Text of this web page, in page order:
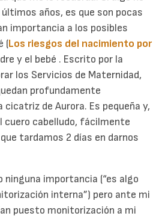
años, es que son pocas
importancia a los posibles
(Los riesgos del nacimiento por
y el bebé . Escrito por la
los Servicios de Maternidad,
profundamente
de Aurora. Es pequeña y,
cuero cabelludo, fácilmente
tardamos 2 días en darnos
ninguna importancia (“es algo
interna”) pero ante mi
puesto monitorización a mi